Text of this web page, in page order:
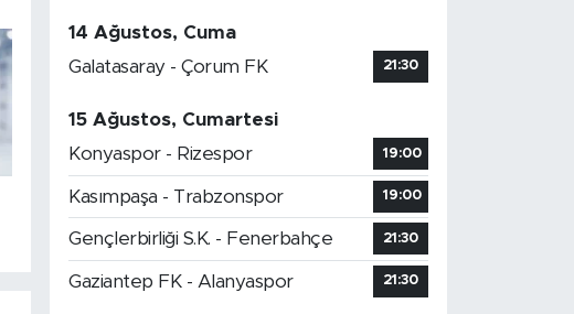
14 Ağustos, Cuma
Galatasaray - Çorum FK
21:30
15 Ağustos, Cumartesi
Konyaspor - Rizespor
19:00
Kasımpaşa - Trabzonspor 19:00
Gençlerbirliği S.K. - Fenerbahçe 21:30
Gaziantep FK - Alanyaspor 21:30